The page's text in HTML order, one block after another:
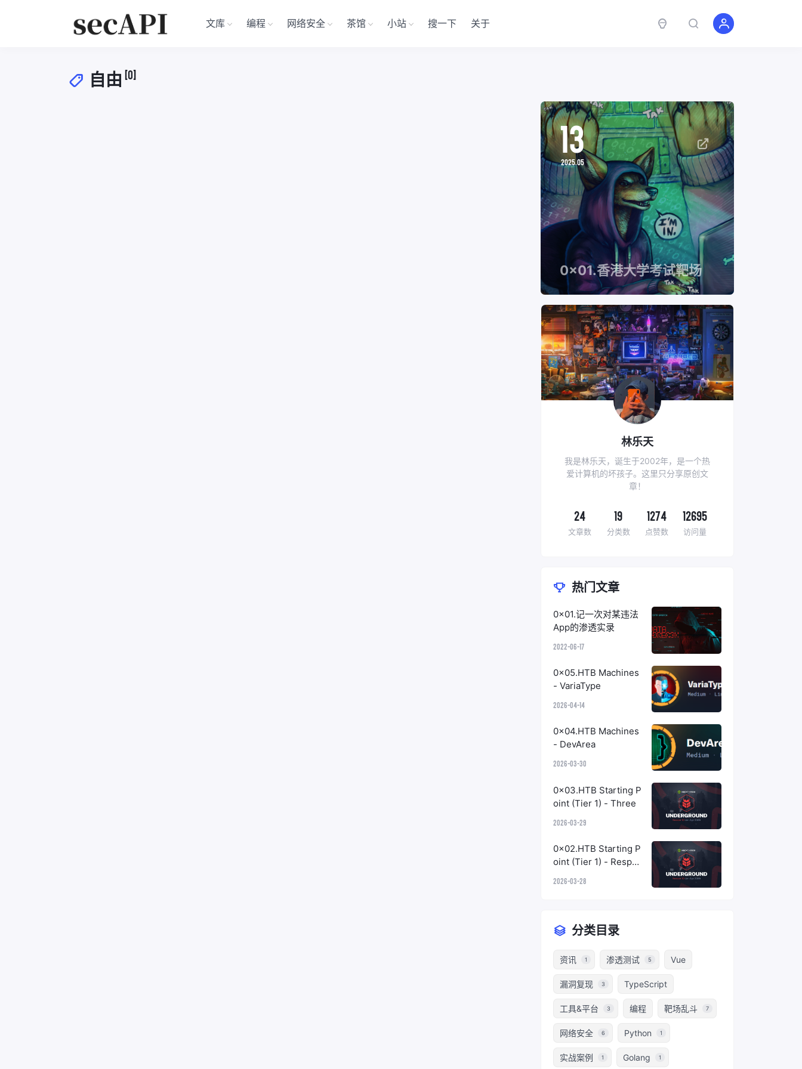
文库 编程 网络安全 茶馆 小站 搜一下 关于
自由 [0]
13
2025.05
0x01.香港大学考试靶场
林乐天
我是林乐天，诞生于2002年，是一个热
爱计算机的坏孩子。这里只分享原创文
章！
24
文章数
19
分类数
1274
点赞数
12695
访问量
热门文章
0x01.记一次对某违法
App的渗透实录
2022-06-17
0x05.HTB Machines
- VariaType
2026-04-14
0x04.HTB Machines
- DevArea
2026-03-30
0x03.HTB Starting P
oint (Tier 1) - Three
2026-03-29
0x02.HTB Starting P
oint (Tier 1) - Respon
2026-03-28
分类目录
资讯 1 渗透测试 5 Vue
漏洞复现 3 TypeScript
工具&平台 3 编程 靶场乱斗 7
网络安全 6 Python 1
实战案例 1 Golang 1